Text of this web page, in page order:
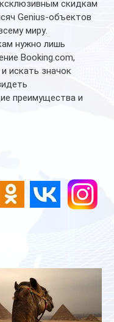
скидкам
Genius-объектов
миру.
нужно лишь
Booking.com,
искать значок
преимущества и